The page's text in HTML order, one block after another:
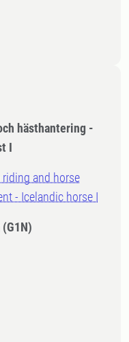
hästhantering -
I
riding and horse
- Icelandic horse I
(G1N)